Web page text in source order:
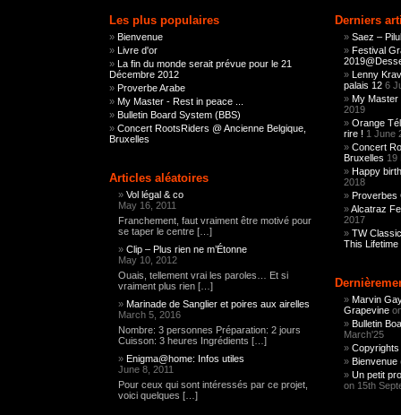
Les plus populaires
Bienvenue
Livre d'or
La fin du monde serait prévue pour le 21
Décembre 2012
Proverbe Arabe
My Master - Rest in peace ...
Bulletin Board System (BBS)
Concert RootsRiders @ Ancienne Belgique,
Bruxelles
Articles aléatoires
Vol légal & co
May 16, 2011
Franchement, faut vraiment être motivé pour
se taper le centre […]
Clip – Plus rien ne m’Étonne
May 10, 2012
Ouais, tellement vrai les paroles… Et si
vraiment plus rien […]
Marinade de Sanglier et poires aux airelles
March 5, 2016
Nombre: 3 personnes Préparation: 2 jours
Cuisson: 3 heures Ingrédients […]
Enigma@home: Infos utiles
June 8, 2011
Pour ceux qui sont intéressés par ce projet,
voici quelques […]
Derniers
Saez –
Festival
Lenny
palais 12 6
My
2019
Orange
rire ! 1 June
Concert
Bruxelles 19
Happy
2018
Proverbes
Alcatraz
2017
TW
This Lifetime
Marvin
Grapevine
Bulletin
March'25
Copyrights
Bienvenue
Un petit
on 15th